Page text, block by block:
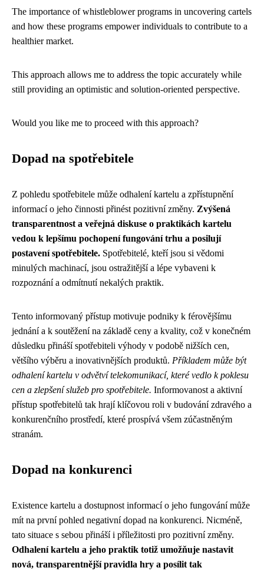
The importance of whistleblower programs in uncovering cartels
and how these programs empower individuals to contribute to a
healthier market.
This approach allows me to address the topic accurately while
still providing an optimistic and solution-oriented perspective.
Would you like me to proceed with this approach?
Dopad na spotřebitele
Z pohledu spotřebitele může odhalení kartelu a zpřístupnění
informací o jeho činnosti přinést pozitivní změny. Zvýšená
transparentnost a veřejná diskuse o praktikách kartelu
vedou k lepšímu pochopení fungování trhu a posilují
postavení spotřebitele. Spotřebitelé, kteří jsou si vědomi
minulých machinací, jsou ostražitější a lépe vybaveni k
rozpoznání a odmítnutí nekalých praktik.
Tento informovaný přístup motivuje podniky k férovějšímu
jednání a k soutěžení na základě ceny a kvality, což v konečném
důsledku přináší spotřebiteli výhody v podobě nižších cen,
většího výběru a inovativnějších produktů. Příkladem může být
odhalení kartelu v odvětví telekomunikací, které vedlo k poklesu
cen a zlepšení služeb pro spotřebitele. Informovanost a aktivní
přístup spotřebitelů tak hrají klíčovou roli v budování zdravého a
konkurenčního prostředí, které prospívá všem zúčastněným
stranám.
Dopad na konkurenci
Existence kartelu a dostupnost informací o jeho fungování může
mít na první pohled negativní dopad na konkurenci. Nicméně,
tato situace s sebou přináší i příležitosti pro pozitivní změny.
Odhalení kartelu a jeho praktik totiž umožňuje nastavit
nová, transparentnější pravidla hry a posílit tak